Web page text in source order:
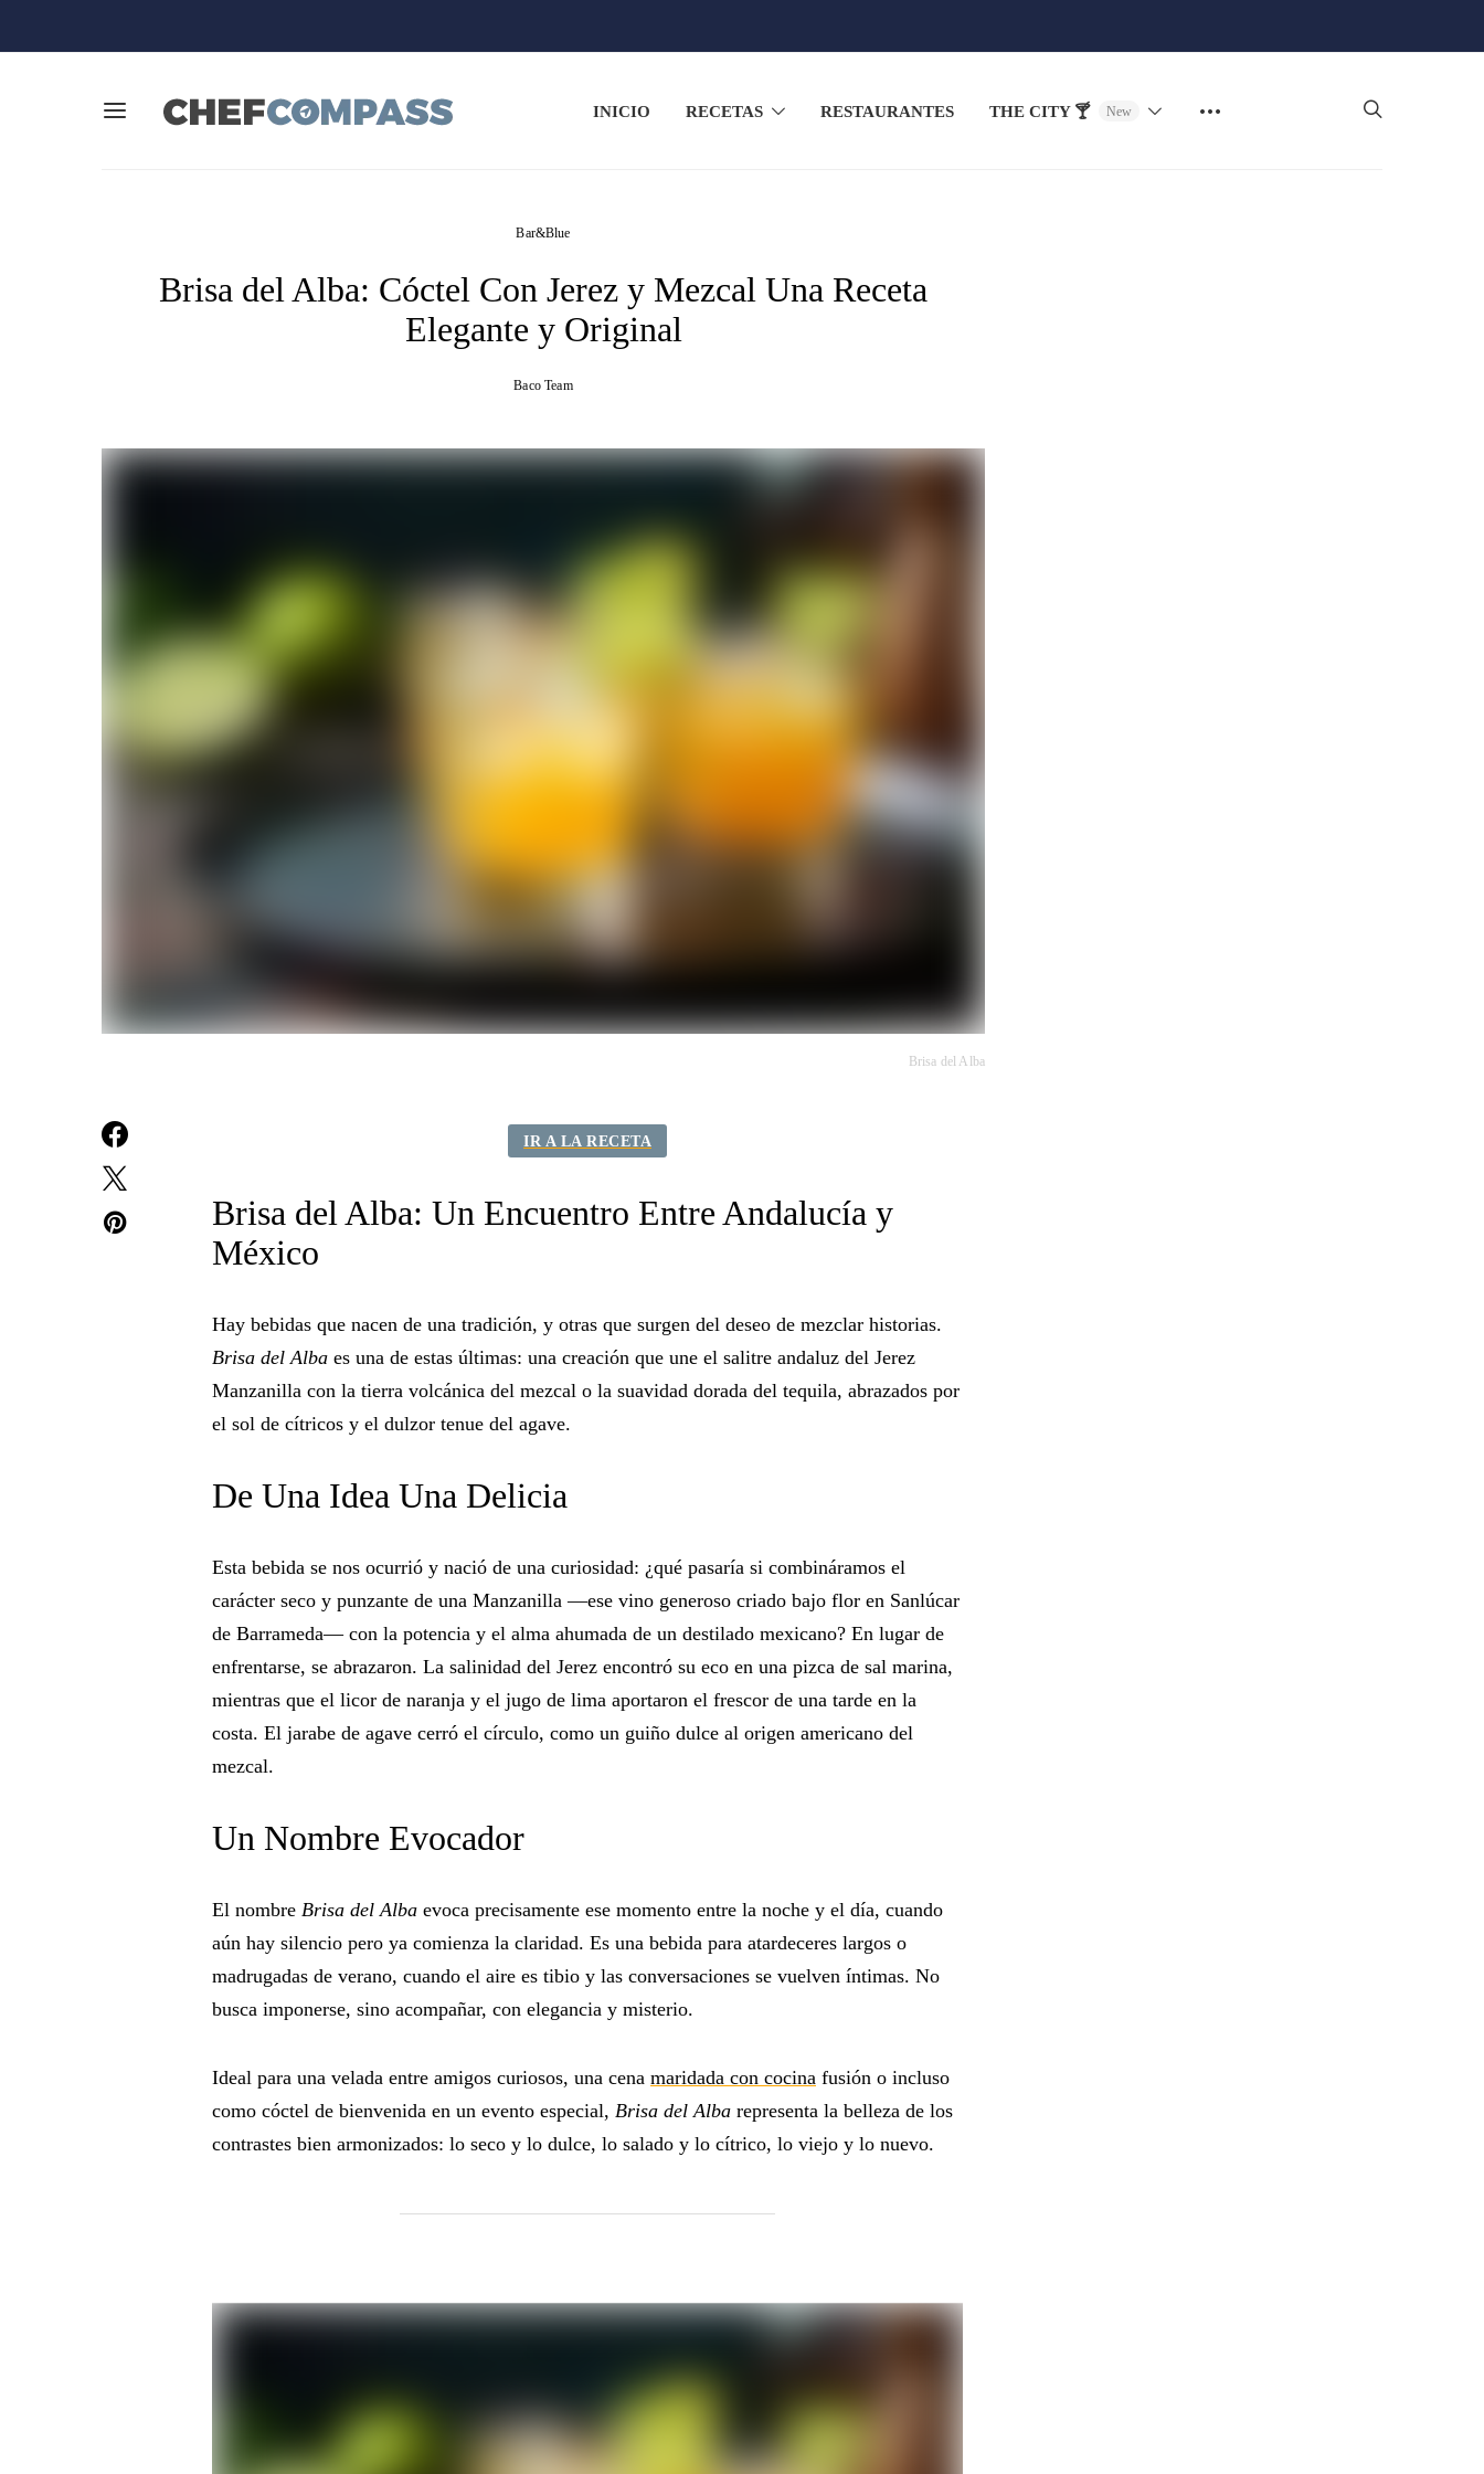
INICIO RECETAS RESTAURANTES THE CITY 🍸 New
Bar&Blue
Brisa del Alba: Cóctel Con Jerez y Mezcal Una Receta
Elegante y Original
Baco Team
Brisa del Alba
IR A LA RECETA
Brisa del Alba: Un Encuentro Entre Andalucía y
México
Hay bebidas que nacen de una tradición, y otras que surgen del deseo de mezclar historias.
Brisa del Alba es una de estas últimas: una creación que une el salitre andaluz del Jerez
Manzanilla con la tierra volcánica del mezcal o la suavidad dorada del tequila, abrazados por
el sol de cítricos y el dulzor tenue del agave.
De Una Idea Una Delicia
Esta bebida se nos ocurrió y nació de una curiosidad: ¿qué pasaría si combináramos el
carácter seco y punzante de una Manzanilla —ese vino generoso criado bajo flor en Sanlúcar
de Barrameda— con la potencia y el alma ahumada de un destilado mexicano? En lugar de
enfrentarse, se abrazaron. La salinidad del Jerez encontró su eco en una pizca de sal marina,
mientras que el licor de naranja y el jugo de lima aportaron el frescor de una tarde en la
costa. El jarabe de agave cerró el círculo, como un guiño dulce al origen americano del
mezcal.
Un Nombre Evocador
El nombre Brisa del Alba evoca precisamente ese momento entre la noche y el día, cuando
aún hay silencio pero ya comienza la claridad. Es una bebida para atardeceres largos o
madrugadas de verano, cuando el aire es tibio y las conversaciones se vuelven íntimas. No
busca imponerse, sino acompañar, con elegancia y misterio.
Ideal para una velada entre amigos curiosos, una cena maridada con cocina fusión o incluso
como cóctel de bienvenida en un evento especial, Brisa del Alba representa la belleza de los
contrastes bien armonizados: lo seco y lo dulce, lo salado y lo cítrico, lo viejo y lo nuevo.